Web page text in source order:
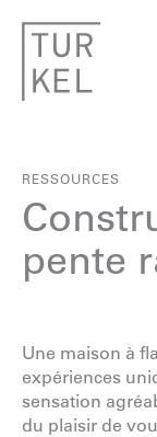
RESSOURCES
pente
Une maison à
expériences
sensation
du plaisir de